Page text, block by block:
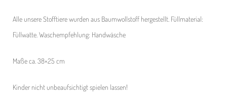
Alle unsere Stofftiere wurden aus Baumwollstoff hergestellt. Füllmaterial:
Füllwatte. Waschempfehlung: Handwäsche
Maße ca. 38×25 cm
Kinder nicht unbeaufsichtigt spielen lassen!